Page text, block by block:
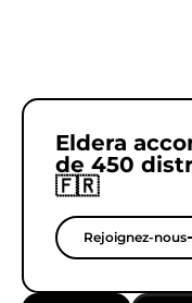
Eldera
de 450
🇫🇷
Rejoignez-nous